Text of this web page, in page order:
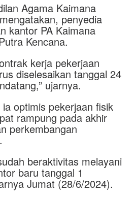
Agama Kaimana
penyedia
kantor PA Kaimana
Kencana.
kerja pekerjaan
diselesaikan tanggal 24
ujarnya.
optimis pekerjaan fisik
rampung pada akhir
perkembangan
beraktivitas melayani
baru tanggal 1
Jumat (28/6/2024).